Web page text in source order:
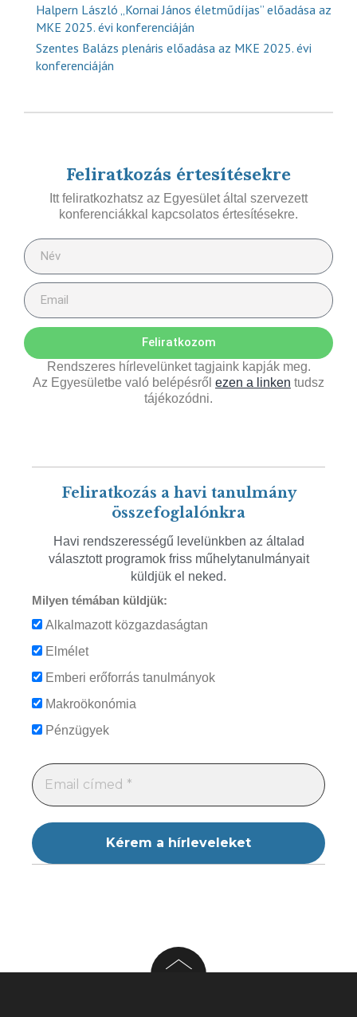
Halpern László „Kornai János életműdíjas” előadása az
MKE 2025. évi konferenciáján
Szentes Balázs plenáris előadása az MKE 2025. évi
konferenciáján
Feliratkozás értesítésekre
Itt feliratkozhatsz az Egyesület által szervezett
konferenciákkal kapcsolatos értesítésekre.
Feliratkozom
Rendszeres hírlevelünket tagjaink kapják meg.
Az Egyesületbe való belépésről ezen a linken tudsz
tájékozódni.
Feliratkozás a havi tanulmány
összefoglalónkra
Havi rendszerességű levelünkben az általad
választott programok friss műhelytanulmányait
küldjük el neked.
Milyen témában küldjük:
Alkalmazott közgazdaságtan
Elmélet
Emberi erőforrás tanulmányok
Makroökonómia
Pénzügyek